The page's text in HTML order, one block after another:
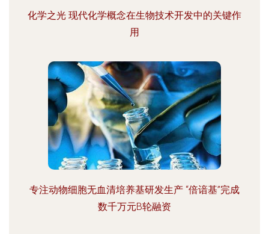
化学之光 现代化学概念在生物技术开发中的关键作
用
专注动物细胞无血清培养基研发生产 “倍谙基”完成
数千万元B轮融资